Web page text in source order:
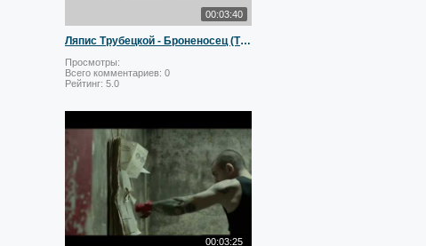
00:03:40
Ляпис Трубецкой - Броненосец (Ты ни при чём?)
Просмотры:
Всего комментариев: 0
Рейтинг: 5.0
00:03:25